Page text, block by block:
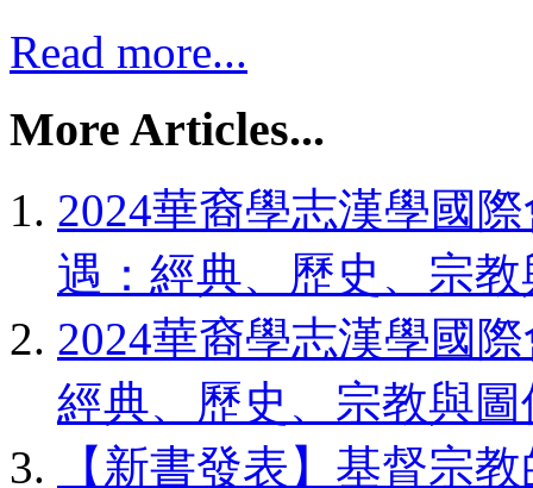
Read more...
More Articles...
2024華裔學志漢學國
遇：經典、歷史、宗
2024華裔學志漢學國
經典、歷史、宗教與圖
【新書發表】基督宗